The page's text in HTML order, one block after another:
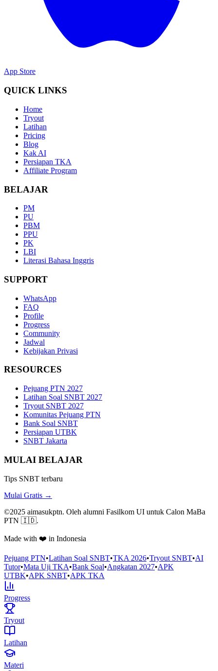
App Store
QUICK LINKS
Home
Tryout
Latihan
Pricing
Blog
Kak AI
Persiapan TKA
Affiliate Program
BELAJAR
PM
PU
PBM
PPU
PK
LBI
Literasi Bahasa Inggris
SUPPORT
WhatsApp
FAQ
Profile
Progress
Community
Jadwal
Kebijakan Privasi
RESOURCES
Pejuang PTN 2027
Latihan Soal SNBT 2027
Tryout SNBT 2027
Komunitas Pejuang PTN
Bank Soal SNBT
Persiapan UTBK
SNBT Jakarta
MULAI BELAJAR
Tips SNBT terbaru
Mulai Gratis →
©2025 aimasukptn. Oleh alumni Fasilkom UI untuk Calon MaBa
PTN 🇮🇩.
Made with ❤️ in Indonesia
Pejuang PTN•Latihan Soal SNBT•TKA 2026•Tryout SNBT•AI
Tutor•Mata Uji TKA•Bank Soal•Angkatan 2027•APK
UTBK•APK SNBT•APK TKA
Progress
Tryout
Latihan
Materi